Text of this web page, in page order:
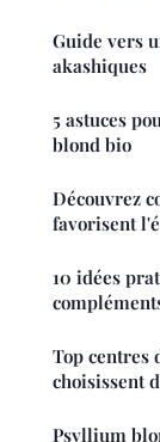
Guide vers
akashiques
5 astuces
blond bio
Découvrez
favorisent
10 idées
Top centres
choisissent
Psyllium